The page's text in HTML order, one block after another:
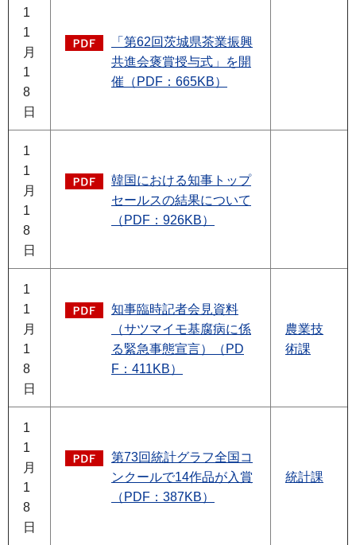
1
1
月
1
8
日
「第62回茨城県茶業振興
共進会褒賞授与式」を開
催（PDF：665KB）
1
1
月
1
8
日
韓国における知事トップ
セールスの結果について
（PDF：926KB）
1
1
月
1
8
日
知事臨時記者会見資料
（サツマイモ基腐病に係
る緊急事態宣言）（PD
F：411KB）
農業技
術課
1
1
月
1
8
日
第73回統計グラフ全国コ
ンクールで14作品が入賞
（PDF：387KB）
統計課